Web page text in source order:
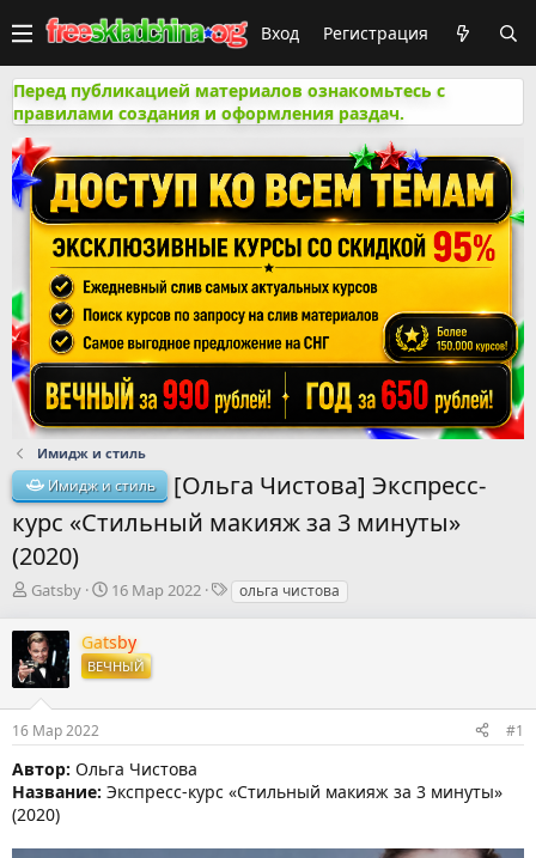
Вход Регистрация
Перед публикацией материалов ознакомьтесь с
правилами создания и оформления раздач.
Имидж и стиль
Имидж и стиль
[Ольга Чистова] Экспресc-
курс «Стильный макияж за 3 минуты»
(2020)
А
т
о
р
м
ы
Gatsby
Д
т
а
н
а
л
а
16 Мар 2022
Тольга чистова
Gatsby
ВЕЧНЫЙ
16 Мар 2022 #1
Автор: Ольга Чистова
Название: Экспресc-курс «Стильный макияж за 3 минуты»
(2020)